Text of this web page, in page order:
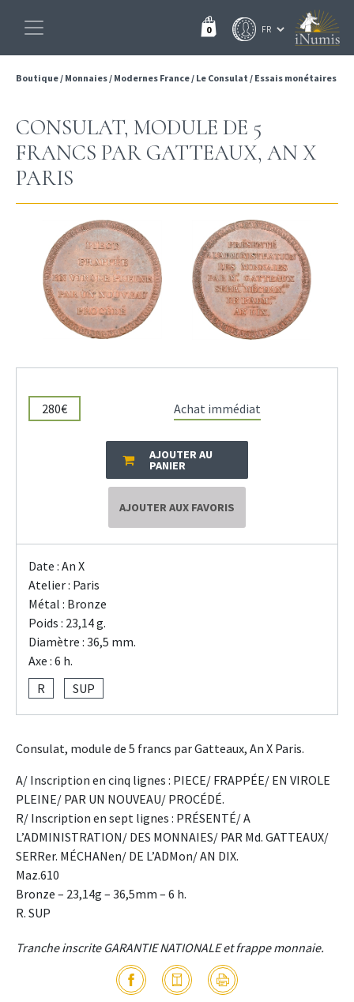
0
Boutique/ Monnaies/ Modernes France/ Le Consulat / Essais monétaires
CONSULAT, MODULE DE 5
FRANCS PAR GATTEAUX, AN X
PARIS
280€ Achat immédiat
AJOUTER AU
PANIER
AJOUTER AUX FAVORIS
Date : An X
Atelier : Paris
Métal : Bronze
Poids : 23,14 g.
Diamètre : 36,5 mm.
Axe : 6 h.
R
SUP
Consulat, module de 5 francs par Gatteaux, An X Paris.
A/ Inscription en cinq lignes : PIECE/ FRAPPÉE/ EN VIROLE
PLEINE/ PAR UN NOUVEAU/ PROCÉDÉ.
R/ Inscription en sept lignes : PRÉSENTÉ/ A
L’ADMINISTRATION/ DES MONNAIES/ PAR Md. GATTEAUX/
SERRer. MÉCHANen/ DE L’ADMon/ AN DIX.
Maz.610
Bronze – 23,14g – 36,5mm – 6 h.
R. SUP
Tranche inscrite GARANTIE NATIONALE et frappe monnaie.